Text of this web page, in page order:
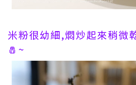
米粉很幼細,燜炒起來稍微
🧂~